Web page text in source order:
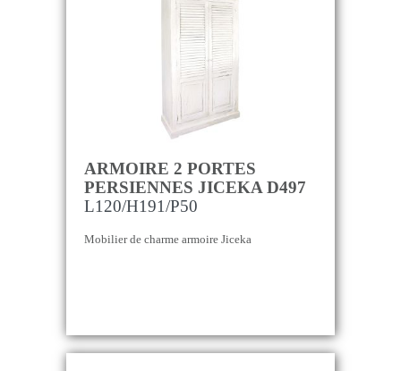
ARMOIRE 2 PORTES
PERSIENNES JICEKA D497
L120/H191/P50
Mobilier de charme armoire Jiceka